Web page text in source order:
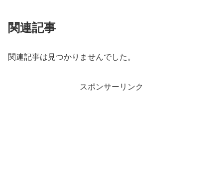
関連記事
関連記事は見つかりませんでした。
スポンサーリンク